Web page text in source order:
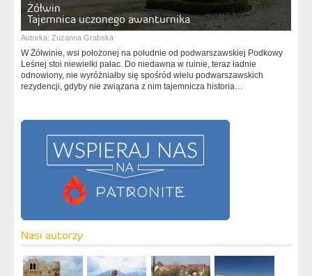
Żółwin
Tajemnica uczonego awanturnika
Autorka: Zuzanna Grabska
W Żółwinie, wsi położonej na południe od podwarszawskiej Podkowy
Leśnej stoi niewielki pałac. Do niedawna w ruinie, teraz ładnie
odnowiony, nie wyróżniałby się spośród wielu podwarszawskich
rezydencji, gdyby nie związana z nim tajemnicza historia…
Nasi autorzy